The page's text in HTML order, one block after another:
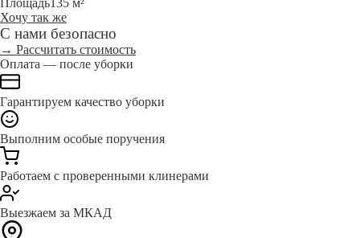
Площадь135 м²
Хочу так же
С нами безопасно
→ Рассчитать стоимость
Оплата — после уборки
Гарантируем качество уборки
Выполним особые поручения
Работаем с проверенными клинерами
Выезжаем за МКАД